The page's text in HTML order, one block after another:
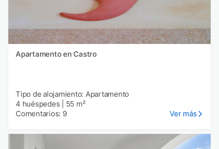
Apartamento en Castro
Tipo de alojamiento: Apartamento
4 huéspedes
55 m²
Comentarios: 9
Ver más